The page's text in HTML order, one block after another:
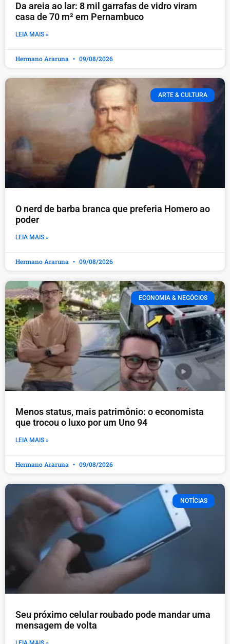
Da areia ao lar: 8 mil garrafas de vidro viram
casa de 70 m² em Pernambuco
LEIA MAIS »
Hermano Araruna 09/08/2026
ARTE & CULTURA
O nerd de barba branca que preferia Homero ao
poder
LEIA MAIS »
Hermano Araruna 09/08/2026
ECONOMIA & NEGÓCIOS
Menos status, mais patrimônio: o economista
que trocou o luxo por um Uno 94
LEIA MAIS »
Hermano Araruna 09/08/2026
NOTÍCIAS
Seu próximo celular roubado pode mandar uma
mensagem de volta